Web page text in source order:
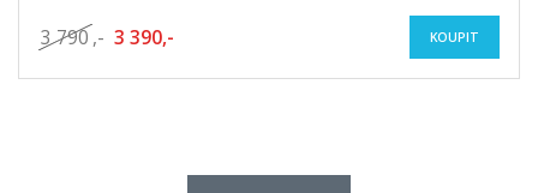
3 790 ,- 3 390,- KOUPIT